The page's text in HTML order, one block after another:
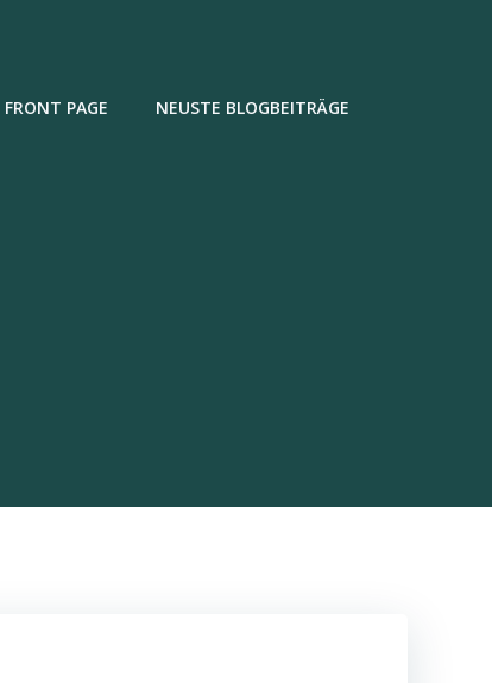
FRONT PAGE NEUSTE BLOGBEITRÄGE